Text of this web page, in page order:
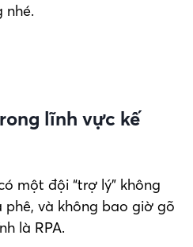
nhé.
lĩnh vực kế
một đội “trợ lý” không
phê, và không bao giờ gõ
là RPA.